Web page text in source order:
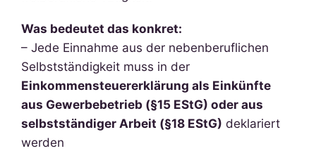
Was bedeutet das konkret:
– Jede Einnahme aus der nebenberuflichen
Selbstständigkeit muss in der
Einkommensteuererklärung als Einkünfte
aus Gewerbebetrieb (§15 EStG) oder aus
selbstständiger Arbeit (§18 EStG) deklariert
werden